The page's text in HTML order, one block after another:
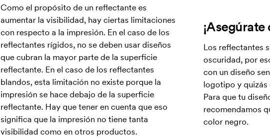
Como el propósito de un reflectante es
aumentar la visibilidad, hay ciertas limitaciones
con respecto a la impresión. En el caso de los
reflectantes rígidos, no se deben usar diseños
que cubran la mayor parte de la superficie
reflectante. En el caso de los reflectantes
blandos, esta limitación no existe porque la
impresión se hace debajo de la superficie
reflectante. Hay que tener en cuenta que eso
significa que la impresión no tiene tanta
visibilidad como en otros productos.
Los reflectantes
oscuridad, por
con un diseño
logotipo y quizás
Para que tu
recomendamos
color negro.